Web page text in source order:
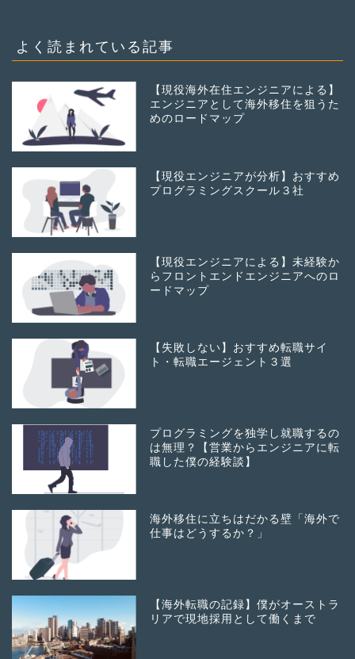
よく読まれている記事
【現役海外在住エンジニアによる】
エンジニアとして海外移住を狙うた
めのロードマップ
【現役エンジニアが分析】おすすめ
プログラミングスクール３社
【現役エンジニアによる】未経験か
らフロントエンドエンジニアへのロ
ードマップ
【失敗しない】おすすめ転職サイ
ト・転職エージェント３選
プログラミングを独学し就職するの
は無理？【営業からエンジニアに転
職した僕の経験談】
海外移住に立ちはだかる壁「海外で
仕事はどうするか？」
【海外転職の記録】僕がオーストラ
リアで現地採用として働くまで